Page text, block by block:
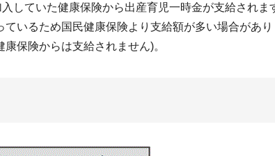
していた健康保険から出産育児一時金が支給され
いるため国民健康保険より支給額が多い場合があ
保険からは支給されません)。